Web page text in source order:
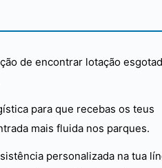
de encontrar lotação
para que recebas os teus
mais fluida nos parques.
personalizada na tua